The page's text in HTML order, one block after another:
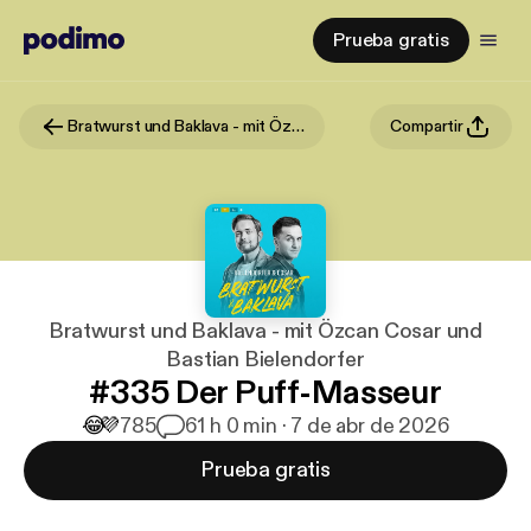
Prueba gratis
Bratwurst und Baklava - mit Özcan Cosar und Bastian Bielendorfer Compartir
Bratwurst und Baklava - mit Özcan Cosar und
Bastian Bielendorfer
#335 Der Puff-Masseur
😂💜785 61 h 0 min · 7 de abr de 2026
Prueba gratis